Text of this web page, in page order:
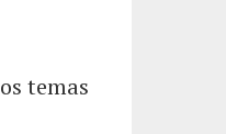
temas